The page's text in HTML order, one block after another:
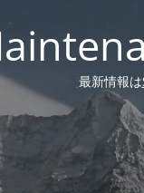
最新情報は